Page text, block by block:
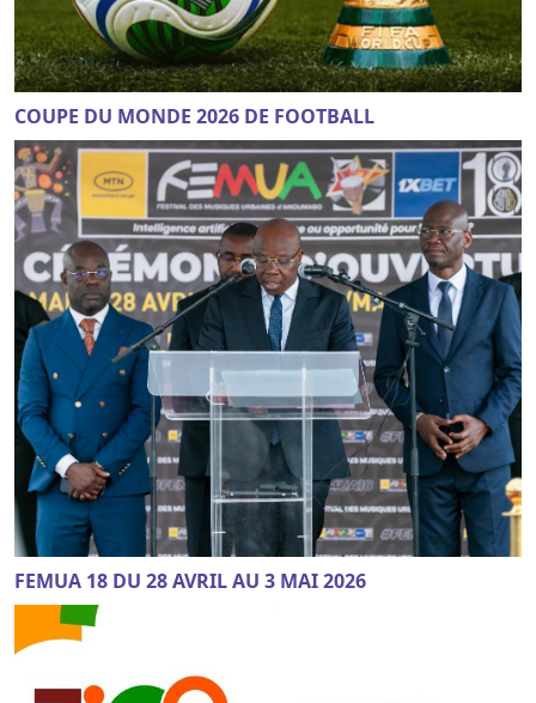
COUPE DU MONDE 2026 DE FOOTBALL
FEMUA 18 DU 28 AVRIL AU 3 MAI 2026